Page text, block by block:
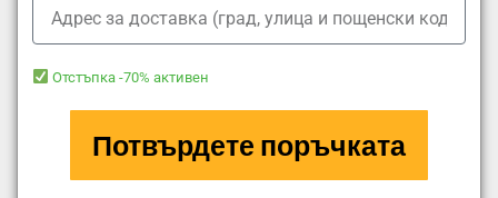
Oтстъпка -70% активен
Потвърдете поръчката